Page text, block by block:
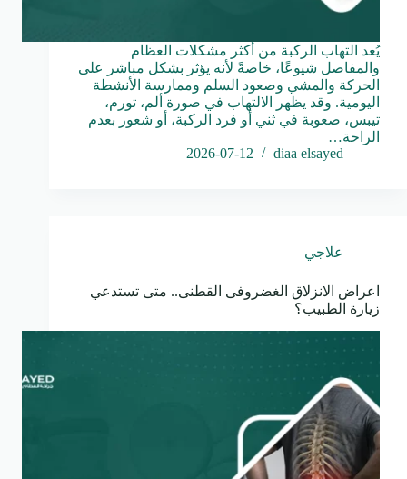
يُعد التهاب الركبة من أكثر مشكلات العظام
والمفاصل شيوعًا، خاصةً لأنه يؤثر بشكل مباشر على
الحركة والمشي وصعود السلم وممارسة الأنشطة
اليومية. وقد يظهر الالتهاب في صورة ألم، تورم،
تيبس، صعوبة في ثني أو فرد الركبة، أو شعور بعدم
الراحة…
diaa elsayed
2026-07-12
علاجي
اعراض الانزلاق الغضروفى القطنى.. متى تستدعي
زيارة الطبيب؟